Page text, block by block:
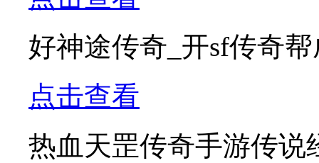
好神途传奇_开sf传奇
点击查看
热血天罡传奇手游传说